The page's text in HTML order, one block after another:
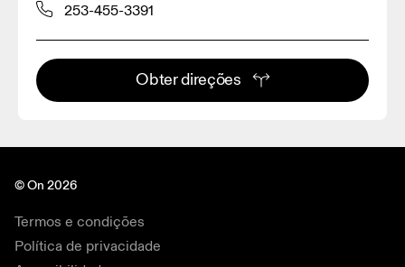
253-455-3391
Obter direções
© On 2026
Termos e condições
Política de privacidade